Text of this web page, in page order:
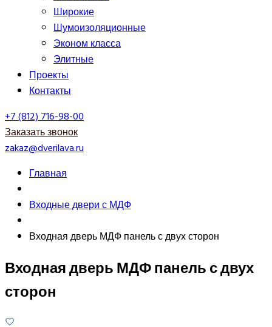
Широкие
Шумоизоляционные
Эконом класса
Элитные
Проекты
Контакты
+7 (812) 716-98-00
Заказать звонок
zakaz@dverilava.ru
Главная
Входные двери с МДФ
Входная дверь МДФ панель с двух сторон
Входная дверь МДФ панель с двух
сторон